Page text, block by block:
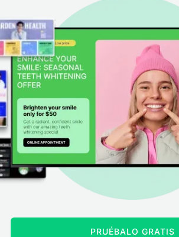
PRUÉBALO GRATIS